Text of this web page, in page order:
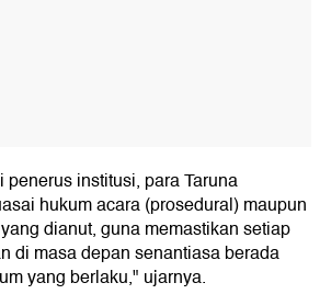
institusi, para Taruna
hukum acara (prosedural) maupun
dianut, guna memastikan setiap
di masa depan senantiasa berada
yang berlaku," ujarnya.